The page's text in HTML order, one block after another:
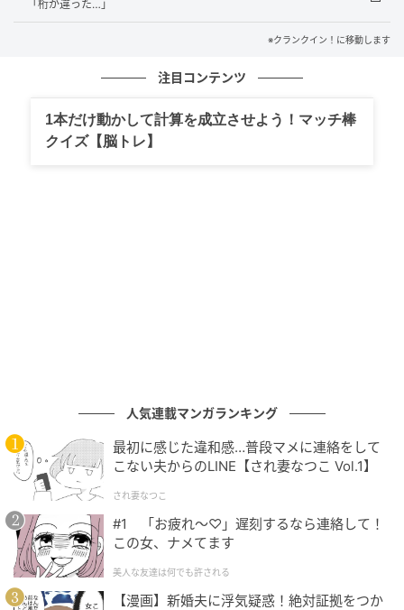
『豊臣兄弟！』“光秀”要潤、“信澄”緒形敦の
告白に絶句 ネット騒然「ついに本能寺の
「桁が違った…」
※クランクイン！に移動します
注目コンテンツ
1本だけ動かして計算を成立させよう！マッチ棒
クイズ【脳トレ】
人気連載マンガランキング
最初に感じた違和感…普段マメに連絡をして
こない夫からのLINE【され妻なつこ Vol.1】
され妻なつこ
#1 「お疲れ〜♡」遅刻するなら連絡して！
この女、ナメてます
美人な友達は何でも許される
【漫画】新婚夫に浮気疑惑！絶対証拠をつか